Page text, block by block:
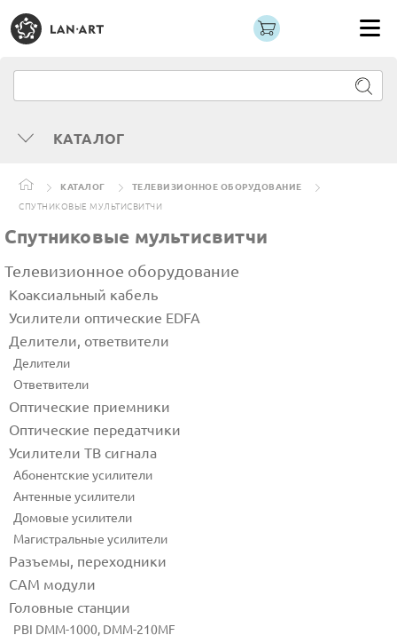
КАТАЛОГ
КАТАЛОГ
ТЕЛЕВИЗИОННОЕ ОБОРУДОВАНИЕ
СПУТНИКОВЫЕ МУЛЬТИСВИТЧИ
Спутниковые мультисвитчи
Телевизионное оборудование
Коаксиальный кабель
Усилители оптические EDFA
Делители, ответвители
Делители
Ответвители
Оптические приемники
Оптические передатчики
Усилители ТВ сигнала
Абонентские усилители
Антенные усилители
Домовые усилители
Магистральные усилители
Разъемы, переходники
CAM модули
Головные станции
PBI DMM-1000, DMM-210MF